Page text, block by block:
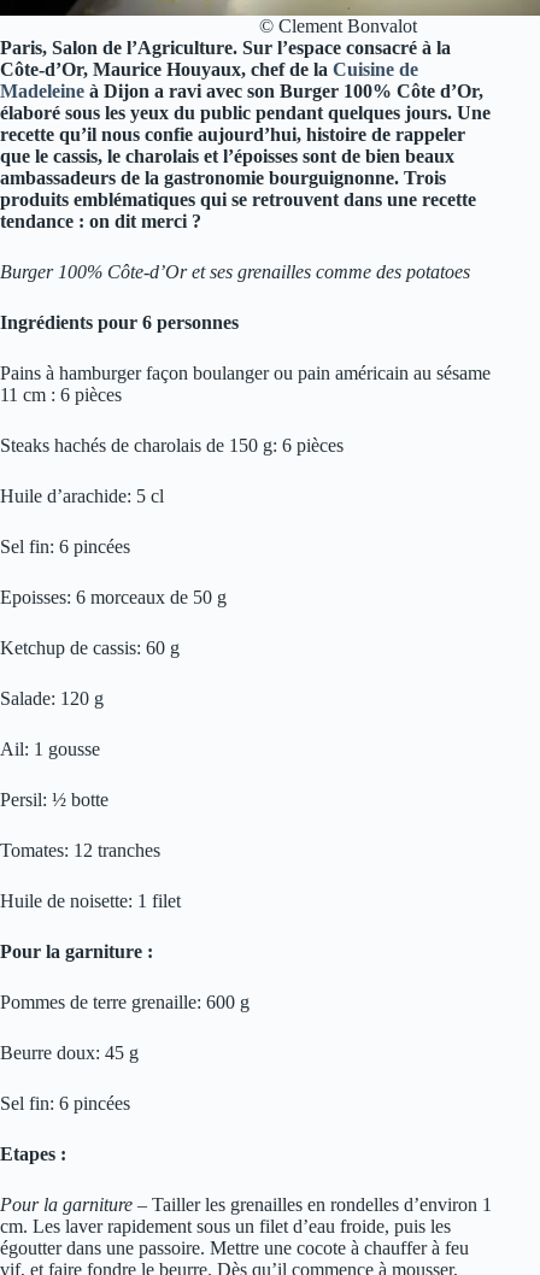
© Clement Bonvalot
Paris, Salon de l’Agriculture. Sur l’espace consacré à la
Côte-d’Or, Maurice Houyaux, chef de la Cuisine de
Madeleine à Dijon a ravi avec son Burger 100% Côte d’Or,
élaboré sous les yeux du public pendant quelques jours. Une
recette qu’il nous confie aujourd’hui, histoire de rappeler
que le cassis, le charolais et l’époisses sont de bien beaux
ambassadeurs de la gastronomie bourguignonne. Trois
produits emblématiques qui se retrouvent dans une recette
tendance : on dit merci ?
Burger 100% Côte-d’Or et ses grenailles comme des potatoes
Ingrédients pour 6 personnes
Pains à hamburger façon boulanger ou pain américain au sésame
11 cm : 6 pièces
Steaks hachés de charolais de 150 g: 6 pièces
Huile d’arachide: 5 cl
Sel fin: 6 pincées
Epoisses: 6 morceaux de 50 g
Ketchup de cassis: 60 g
Salade: 120 g
Ail: 1 gousse
Persil: ½ botte
Tomates: 12 tranches
Huile de noisette: 1 filet
Pour la garniture :
Pommes de terre grenaille: 600 g
Beurre doux: 45 g
Sel fin: 6 pincées
Etapes :
Pour la garniture – Tailler les grenailles en rondelles d’environ 1
cm. Les laver rapidement sous un filet d’eau froide, puis les
égoutter dans une passoire. Mettre une cocote à chauffer à feu
vif, et faire fondre le beurre. Dès qu’il commence à mousser,